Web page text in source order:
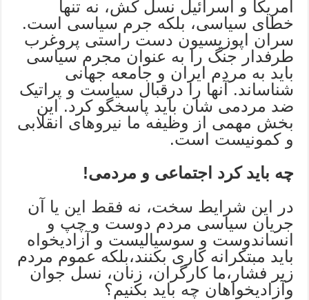
آمریکا و اسرائیل نسل کش، نه تنها
خطای سیاسی، بلکه جرم سیاسی است.
سران اپوزیسیون دست راستی پروغرب
طرفدار جنگ را به عنوان مجرم سیاسی
باید به مردم ایران و جامعه جهانی
شناساند. آنها را درقبال سیاست و پراتیک
ضد مردمی شان باید پاسخگو کرد. این
بخش مهمی از وظیفه ما نیروهای انقلابی
و کمونیست است.
چه باید کرد اجتماعی و مردمی!
در این شرایط سخت، نه فقط این یا آن
جریان سیاسی مردم دوست و چپ و
انساندوست و سوسیالیست و آزادیخواه
باید مبتکرانه کاری بکنند،بلکه عموم مردم
زیر فشار،ما کارگران، زنان، نسل جوان
وآزادیخواهان چه باید بکنیم؟